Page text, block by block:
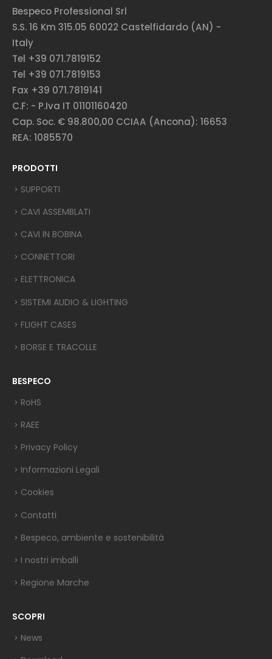
Bespeco Professional Srl
S.S. 16 Km 315.05 60022 Castelfidardo (AN) -
Italy
Tel +39 071.7819152
Tel +39 071.7819153
Fax +39 071.7819141
C.F: - P.Iva IT 01101160420
Cap. Soc. € 98.800,00 CCIAA (Ancona): 16653
REA: 1085570
PRODOTTI
SUPPORTI
CAVI ASSEMBLATI
CAVI IN BOBINA
CONNETTORI
ELETTRONICA
SISTEMI AUDIO & LIGHTING
FLIGHT CASES
BORSE E TRACOLLE
BESPECO
RoHS
RAEE
Privacy Policy
Informazioni Legali
Cookies
Contatti
Bespeco, ambiente e sostenibilità
I nostri imballi
Regione Marche
SCOPRI
News